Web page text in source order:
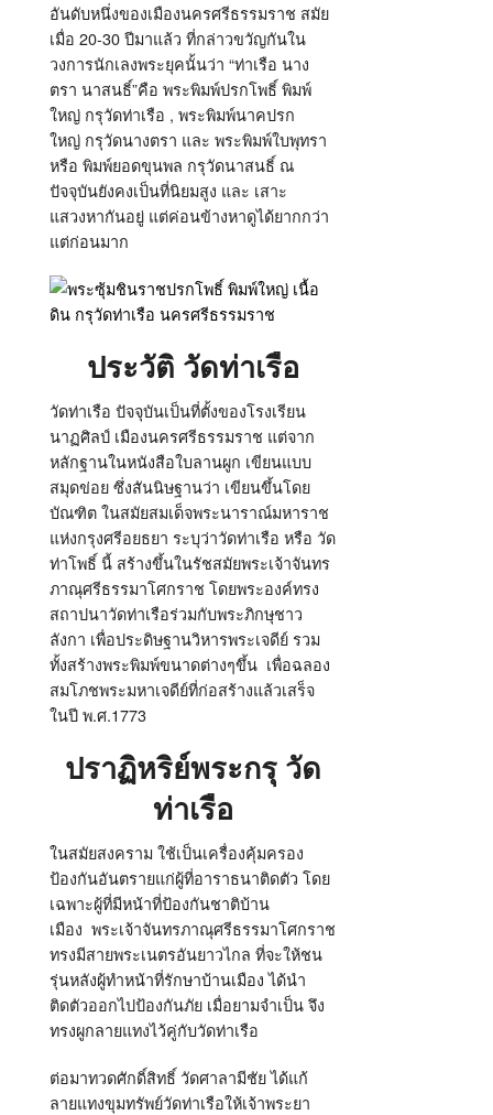
อันดับหนึ่งของเมืองนครศรีธรรมราช สมัย
เมื่อ 20-30 ปีมาแล้ว ที่กล่าวขวัญกันใน
วงการนักเลงพระยุคนั้นว่า “ท่าเรือ นาง
ตรา นาสนธิ์”คือ พระพิมพ์ปรกโพธิ์ พิมพ์
ใหญ่ กรุวัดท่าเรือ , พระพิมพ์นาคปรก
ใหญ่ กรุวัดนางตรา และ พระพิมพ์ใบพุทรา
หรือ พิมพ์ยอดขุนพล กรุวัดนาสนธิ์ ณ
ปัจจุบันยังคงเป็นที่นิยมสูง และ เสาะ
แสวงหากันอยู่ แต่ค่อนข้างหาดูได้ยากกว่า
แต่ก่อนมาก
ประวัติ วัดท่าเรือ
วัดท่าเรือ ปัจจุบันเป็นที่ตั้งของโรงเรียน
นาฏศิลป์ เมืองนครศรีธรรมราช แต่จาก
หลักฐานในหนังสือใบลานผูก เขียนแบบ
สมุดข่อย ซึ่งสันนิษฐานว่า เขียนขึ้นโดย
บัณฑิต ในสมัยสมเด็จพระนาราณ์มหาราช
แห่งกรุงศรีอยธยา ระบุว่าวัดท่าเรือ หรือ วัด
ท่าโพธิ์ นี้ สร้างขึ้นในรัชสมัยพระเจ้าจันทร
ภาณุศรีธรรมาโศกราช โดยพระองค์ทรง
สถาปนาวัดท่าเรือร่วมกับพระภิกษุชาว
ลังกา เพื่อประดิษฐานวิหารพระเจดีย์ รวม
ทั้งสร้างพระพิมพ์ขนาดต่างๆขึ้น เพื่อฉลอง
สมโภชพระมหาเจดีย์ที่ก่อสร้างแล้วเสร็จ
ในปี พ.ศ.1773
ปราฏิหริย์พระกรุ วัด
ท่าเรือ
ในสมัยสงคราม ใช้เป็นเครื่องคุ้มครอง
ป้องกันอันตรายแก่ผู้ที่อาราธนาติดตัว โดย
เฉพาะผู้ที่มีหน้าที่ป้องกันชาติบ้าน
เมือง พระเจ้าจันทรภาณุศรีธรรมาโศกราช
ทรงมีสายพระเนตรอันยาวไกล ที่จะให้ชน
รุ่นหลังผู้ทำหน้าที่รักษาบ้านเมือง ได้นำ
ติดตัวออกไปป้องกันภัย เมื่อยามจำเป็น จึง
ทรงผูกลายแทงไว้คู่กับวัดท่าเรือ
ต่อมาทวดศักดิ์สิทธิ์ วัดศาลามีชัย ได้แก้
ลายแทงขุมทรัพย์วัดท่าเรือให้เจ้าพระยา